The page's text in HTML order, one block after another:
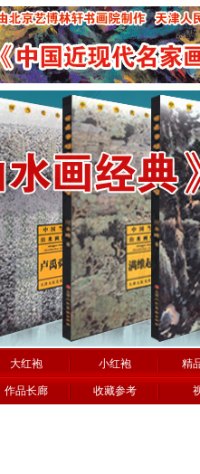
大红袍 小红袍 精
作品长廊 收藏参考